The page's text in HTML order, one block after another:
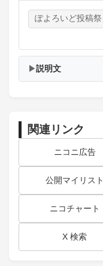
ぽよろいど投稿祭
▶説明文
関連リンク
ニコニ広告
公開マイリスト
ニコチャート
X 検索